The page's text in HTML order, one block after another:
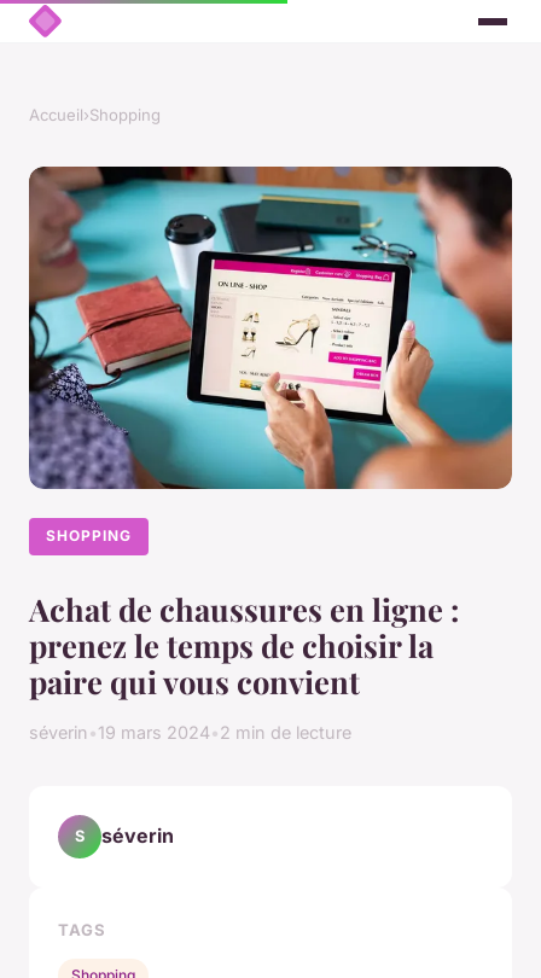
Accueil›Shopping
SHOPPING
Achat de chaussures en ligne :
prenez le temps de choisir la
paire qui vous convient
séverin•19 mars 2024•2 min de lecture
S séverin
TAGS